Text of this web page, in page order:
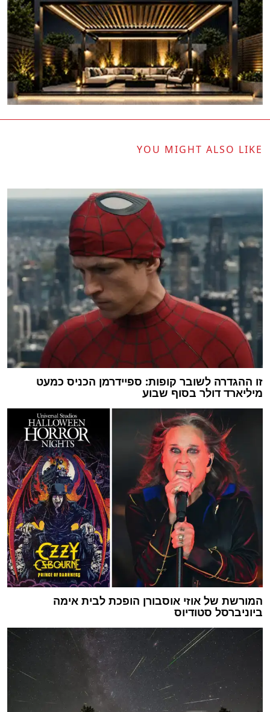
YOU MIGHT ALSO LIKE
זו ההגדרה לשובר קופות: ספיידרמן הכניס כמעט
מיליארד דולר בסוף שבוע
המורשת של אוזי אוסבורן הופכת לבית אימה
ביוניברסל סטודיוס